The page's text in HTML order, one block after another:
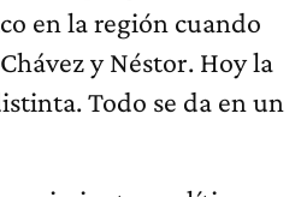
en la región cuando
y Néstor. Hoy la
Todo se da en un